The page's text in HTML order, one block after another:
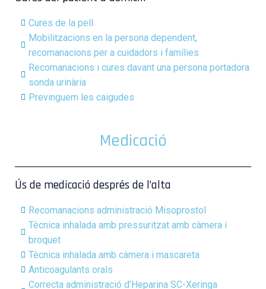
Cures de la pell
Mobilitzacions en la persona dependent,
recomanacions per a cuidadors i famílies
Recomanacions i cures davant una persona portadora
sonda urinària
Previnguem les caigudes
Medicació
Ús de medicació després de l’alta
Recomanacions administració Misoprostol
Tècnica inhalada amb pressuritzat amb càmera i
broquet
Tècnica inhalada amb càmera i mascareta
Anticoagulants orals
Correcta administració d’Heparina SC-Xeringa